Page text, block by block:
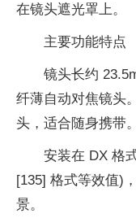
在镜头遮光罩上。
主要功能特点
镜头长约
纤薄自动对焦镜头
头，适合随身携带。
安装在 DX 格
[135] 格式等效值)
景。